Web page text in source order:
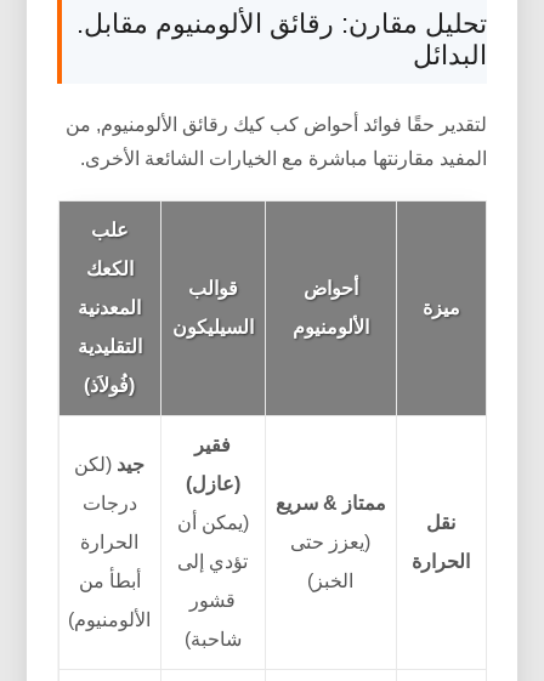
تحليل مقارن: رقائق الألومنيوم مقابل.
البدائل
لتقدير حقًا فوائد أحواض كب كيك رقائق الألومنيوم, من
المفيد مقارنتها مباشرة مع الخيارات الشائعة الأخرى.
ميزة
أحواض
الألومنيوم
قوالب
السيليكون
علب
الكعك
المعدنية
التقليدية
(فُولاَذ)
نقل
الحرارة
ممتاز & سريع
(يعزز حتى
الخبز)
فقير
(عازل)
(يمكن أن
تؤدي إلى
قشور
شاحبة)
جيد (لكن
درجات
الحرارة
أبطأ من
الألومنيوم)